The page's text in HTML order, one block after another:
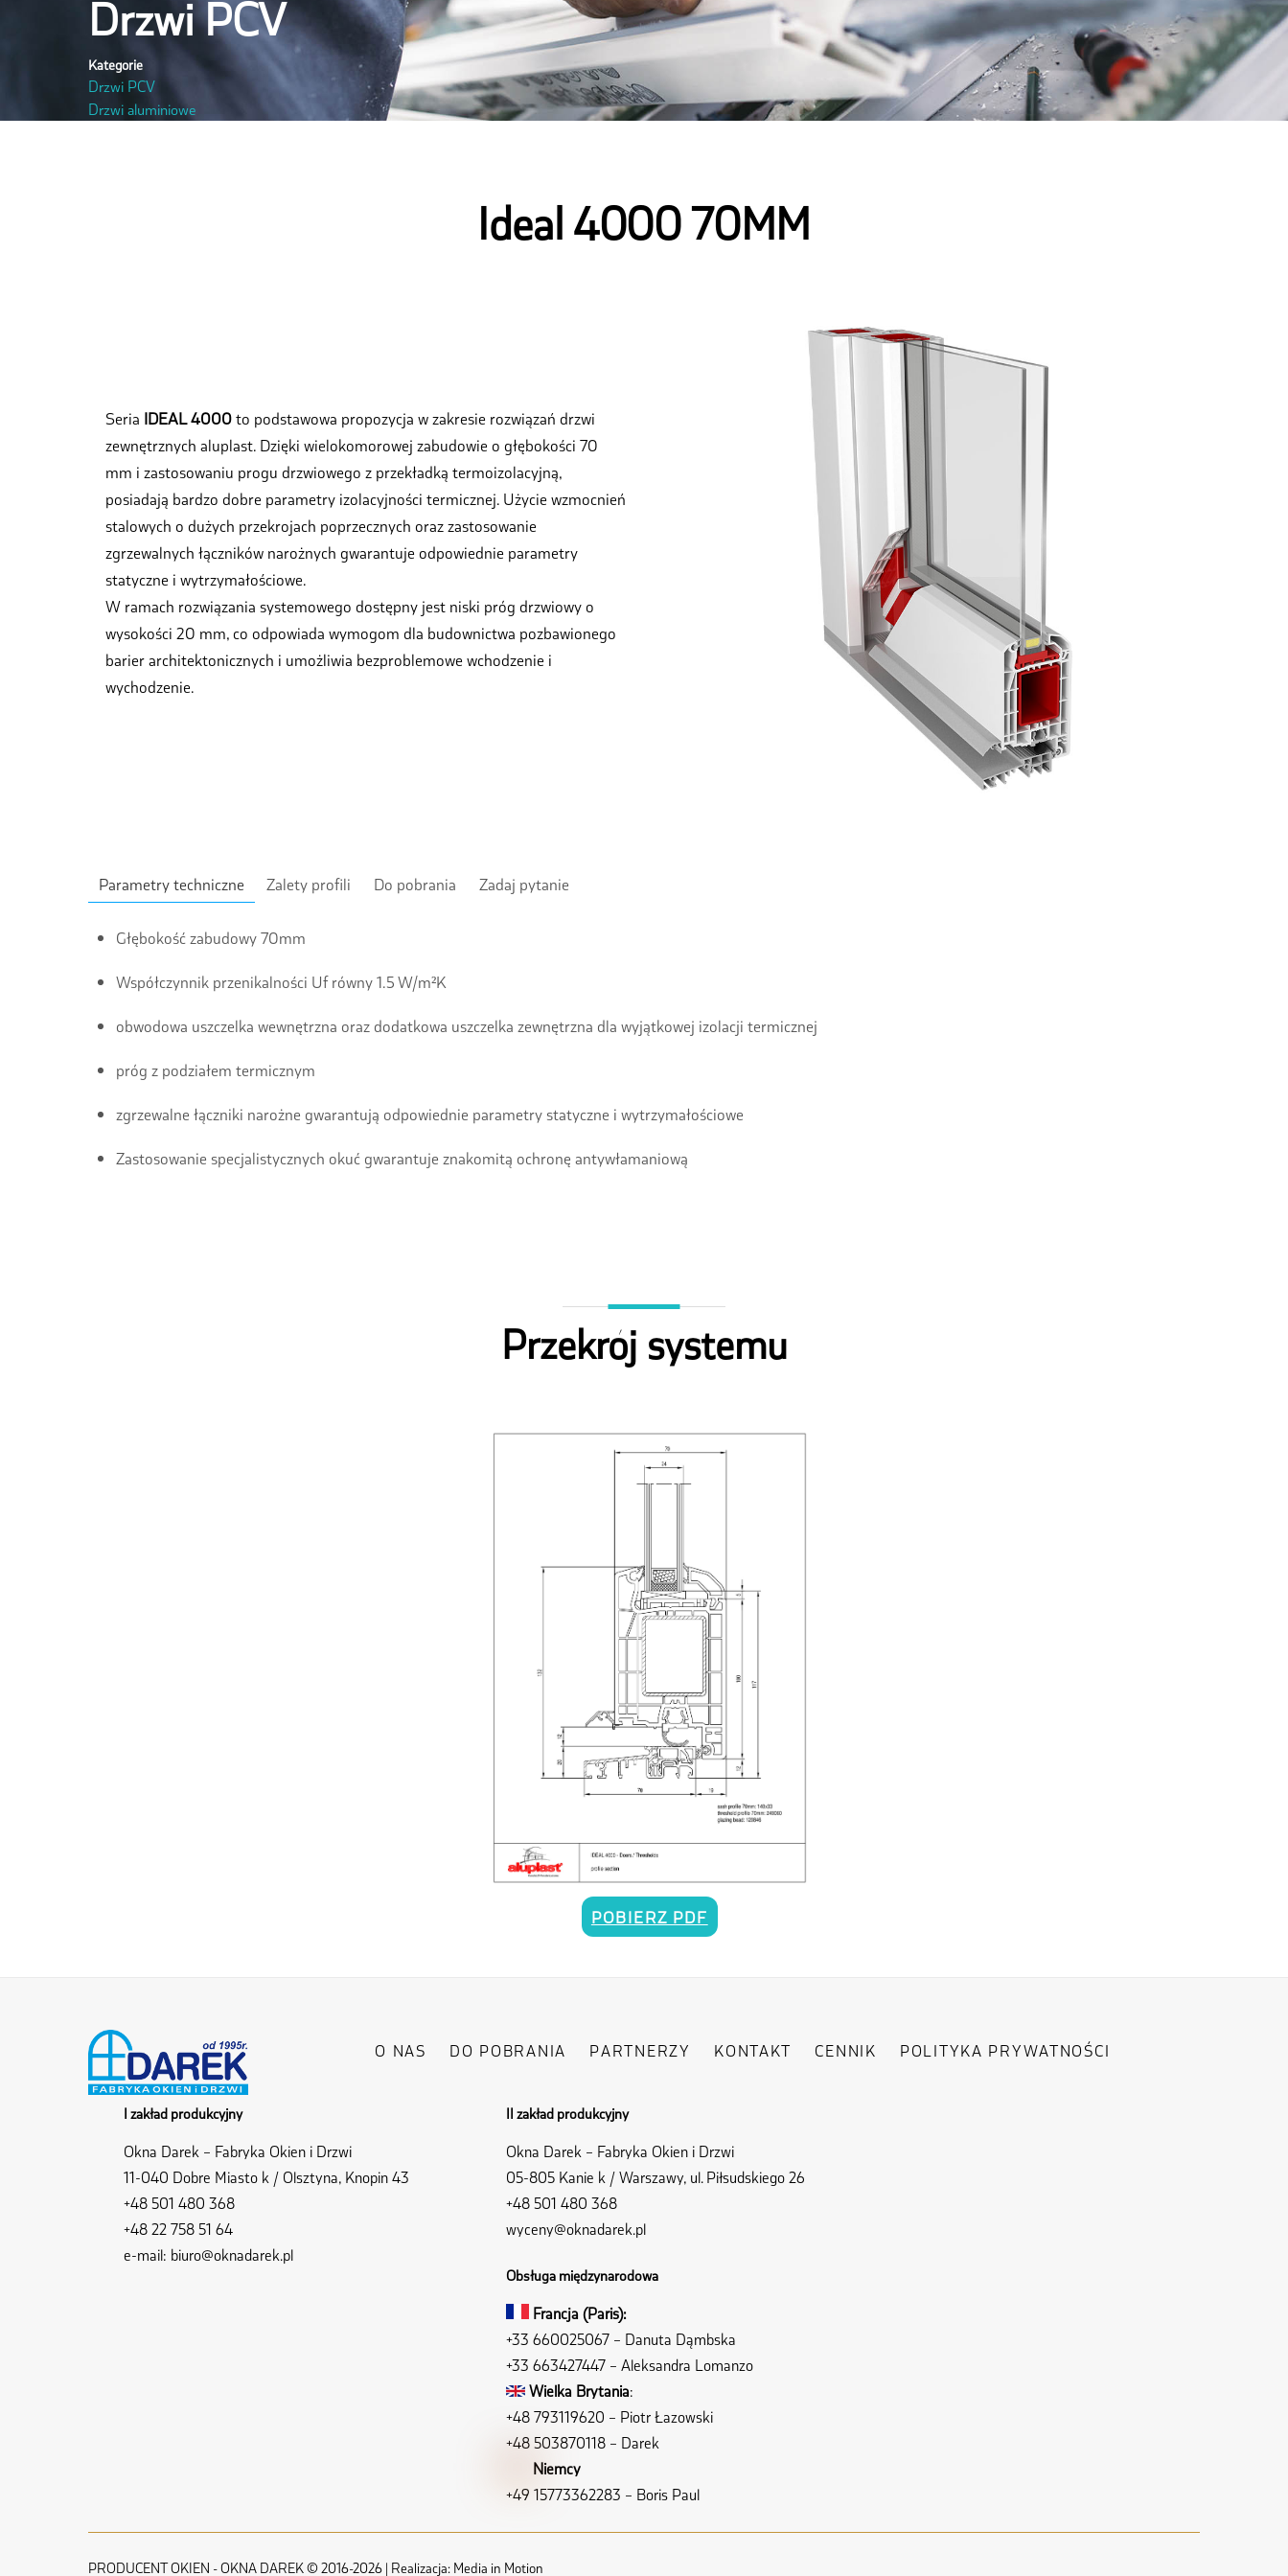
Drzwi PCV
Kategorie
Drzwi PCV
Drzwi aluminiowe
Ideal 4000 70MM
Seria IDEAL 4000to podstawowa propozycja w zakresie rozwiązań drzwi
zewnętrznych aluplast. Dzięki wielokomorowej zabudowie o głębokości 70
mm i zastosowaniu progu drzwiowego z przekładką termoizolacyjną,
posiadają bardzo dobre parametry izolacyjności termicznej. Użycie wzmocnień
stalowych o dużych przekrojach poprzecznych oraz zastosowanie
zgrzewalnych łączników narożnych gwarantuje odpowiednie parametry
statyczne i wytrzymałościowe.
W ramach rozwiązania systemowego dostępny jest niski próg drzwiowy o
wysokości 20 mm, co odpowiada wymogom dla budownictwa pozbawionego
barier architektonicznych i umożliwia bezproblemowe wchodzenie i
wychodzenie.
Parametry techniczne Zalety profili Do pobrania Zadaj pytanie
Głębokość zabudowy 70mm
Współczynnik przenikalności Uf równy 1.5 W/m²K
obwodowa uszczelka wewnętrzna oraz dodatkowa uszczelka zewnętrzna dla wyjątkowej izolacji termicznej
próg z podziałem termicznym
zgrzewalne łączniki narożne gwarantują odpowiednie parametry statyczne i wytrzymałościowe
Zastosowanie specjalistycznych okuć gwarantuje znakomitą ochronę antywłamaniową
Przekrój systemu
POBIERZ PDF
O NAS DO POBRANIA PARTNERZY KONTAKT CENNIK POLITYKA PRYWATNOŚCI
I zakład produkcyjny
Okna Darek – Fabryka Okien i Drzwi
11-040 Dobre Miasto k / Olsztyna, Knopin 43
+48 501 480 368
+48 22 758 51 64
e-mail: biuro@oknadarek.pl
II zakład produkcyjny
Okna Darek – Fabryka Okien i Drzwi
05-805 Kanie k / Warszawy, ul. Piłsudskiego 26
+48 501 480 368
wyceny@oknadarek.pl
Obsługa międzynarodowa
Francja (Paris):
+33 660025067 – Danuta Dąmbska
+33 663427447 – Aleksandra Lomanzo
Wielka Brytania:
+48 793119620 – Piotr Łazowski
+48 503870118 – Darek
Niemcy
+49 15773362283 – Boris Paul
PRODUCENT OKIEN - OKNA DAREK © 2016-2026 | Realizacja: Media in Motion